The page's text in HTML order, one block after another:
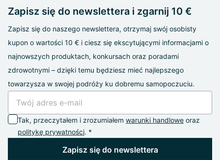
Zapisz się do newslettera i zgarnij 10 €
Zapisz się do naszego newslettera, otrzymaj swój osobisty
kupon o wartości 10 € i ciesz się ekscytującymi informacjami o
najnowszych produktach, konkursach oraz poradami
zdrowotnymi – dzięki temu będziesz mieć najlepszego
towarzysza w swojej podróży ku dobremu samopoczuciu.
Tak, przeczytałem i zrozumiałem warunki handlowe oraz
politykę prywatności. *
Zapisz się do newslettera